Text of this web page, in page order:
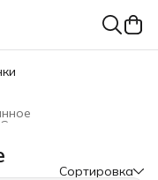
Сверло по металлу
Сортировка